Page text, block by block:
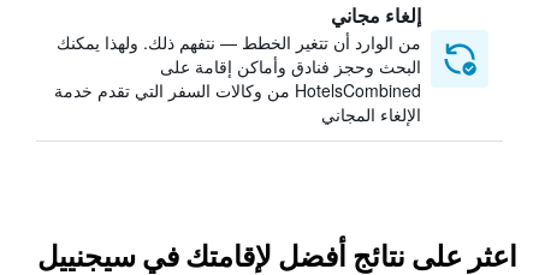
إلغاء مجاني
من الوارد أن تتغير الخطط — نتفهم ذلك. ولهذا يمكنك
البحث وحجز فنادق وأماكن إقامة على
HotelsCombined من وكالات السفر التي تقدم خدمة
الإلغاء المجاني
اعثر على نتائج أفضل لإقامتك في سيجنييل